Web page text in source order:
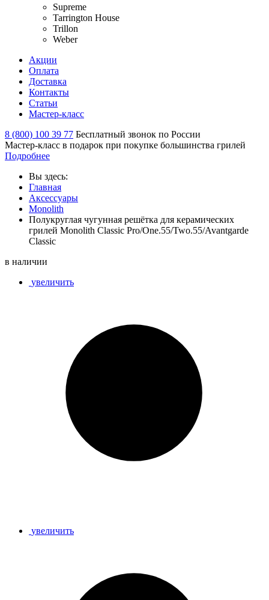
Supreme
Tarrington House
Trillon
Weber
Акции
Оплата
Доставка
Контакты
Статьи
Мастер-класс
8 (800) 100 39 77 Бесплатный звонок по России
Мастер-класс в подарок при покупке большинства грилей
Подробнее
Вы здесь:
Главная
Аксессуары
Monolith
Полукруглая чугунная решётка для керамических
грилей Monolith Classic Pro/One.55/Two.55/Avantgarde
Classic
в наличии
увеличить
увеличить